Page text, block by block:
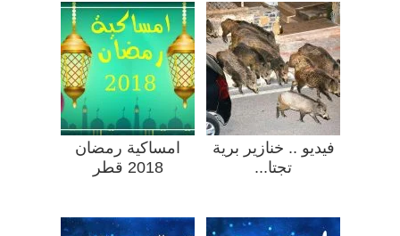
فيديو .. خنازير برية
تجتا...
امساكية رمضان
2018 قطر